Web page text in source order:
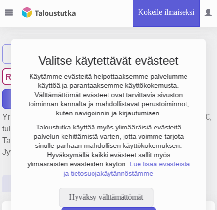
Kokeile ilmaiseksi
Valitse käytettävät evästeet
Käytämme evästeitä helpottaaksemme palvelumme
käyttöä ja parantaaksemme käyttökokemusta.
Välttämättömät evästeet ovat tarvittavia sivuston
toiminnan kannalta ja mahdollistavat perustoiminnot,
kuten navigoinnin ja kirjautumisen.
Taloustutka käyttää myös ylimääräisiä evästeitä
palvelun kehittämistä varten, jotta voimme tarjota
sinulle parhaan mahdollisen käyttökokemuksen.
Hyväksymällä kaikki evästeet sallit myös
ylimääräisten evästeiden käytön. Lue lisää evästeistä
ja tietosuojakäytännöstämme
Hyväksy välttämättömät
RS Rakennusliike Seiska Oy
Raportit
Yrityksen Rakennusliike Seiska Oy liikevaihto on 22.7 milj. €,
tulos 506 000 € ja henkilöstömäärä 58. Sen päätoimiala on
Talonrakentaminen, perustamisvuosi 1978 ja sijainti
Jyväskylä. Yrityksen yhtiömuoto Osakeyhtiö (OY).